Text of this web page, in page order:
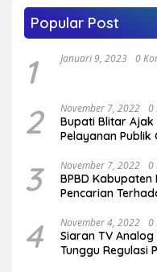
Popular Post
1 Januari 9, 2023 0
2 November 7, 2022 0
Bupati Blitar
Pelayanan Publik
3 November 7, 2022 0
BPBD
Pencarian
4 November 4, 2022 0
Siaran TV
Tunggu Regulasi